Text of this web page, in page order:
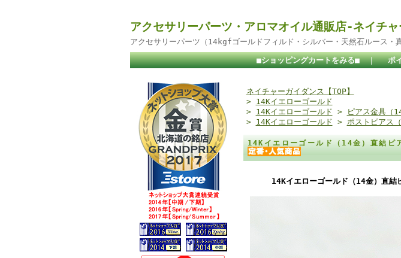
アクセサリーパーツ・アロマオイル通販店-ネイチャ
アクセサリーパーツ（14kgfゴールドフィルド・シルバー・天然石ルース・
■ショッピングカートをみる■ ｜ ポ
ネイチャーガイダンス【TOP】
> 14Kイエローゴールド
> 14Kイエローゴールド >
ピアス金具（
> 14Kイエローゴールド > ポストピアス（
14Kイエローゴールド（14金）直結ピ
14Kイエローゴールド（14金）直結